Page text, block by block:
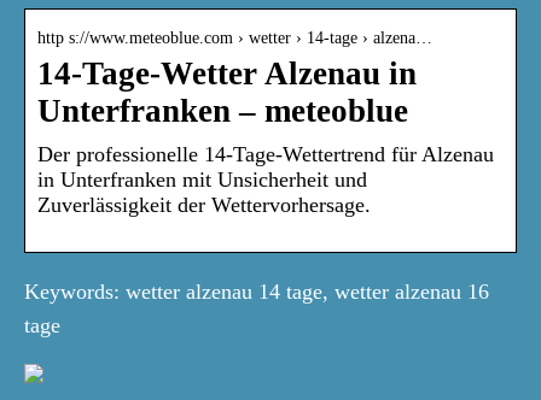
http s://www.meteoblue.com › wetter › 14-tage › alzena…
14-Tage-Wetter Alzenau in
Unterfranken – meteoblue
Der professionelle 14-Tage-Wettertrend für Alzenau
in Unterfranken mit Unsicherheit und
Zuverlässigkeit der Wettervorhersage.
Keywords: wetter alzenau 14 tage, wetter alzenau 16
tage